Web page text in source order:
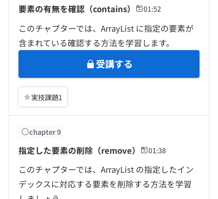
要素の有無を確認（contains） 01:52
このチャプターでは、ArrayList に指定の要素が
含まれている確認する方法を学習します。
受講する
実技課題1
chapter9
指定した要素の削除（remove） 01:38
このチャプターでは、ArrayList の指定したイン
デックスに対応する要素を削除する方法を学習